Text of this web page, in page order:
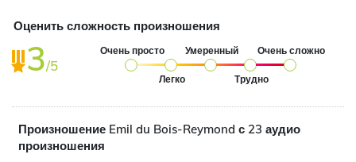
Оценить сложность произношения
3/5
Очень просто
Легко
Умеренный
Трудно
Очень сложно
Произношение Emil du Bois-Reymond с 23 аудио
произношения